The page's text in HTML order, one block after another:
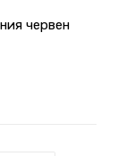
червен